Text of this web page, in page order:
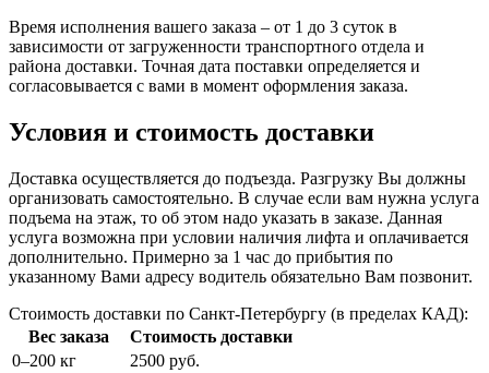
Время исполнения вашего заказа – от 1 до 3 суток в
зависимости от загруженности транспортного отдела и
района доставки. Точная дата поставки определяется и
согласовывается с вами в момент оформления заказа.
Условия и стоимость доставки
Доставка осуществляется до подъезда. Разгрузку Вы должны
организовать самостоятельно. В случае если вам нужна услуга
подъема на этаж, то об этом надо указать в заказе. Данная
услуга возможна при условии наличия лифта и оплачивается
дополнительно. Примерно за 1 час до прибытия по
указанному Вами адресу водитель обязательно Вам позвонит.
Стоимость доставки по Санкт-Петербургу (в пределах КАД):
Вес заказа
Стоимость доставки
0–200 кг
2500 руб.